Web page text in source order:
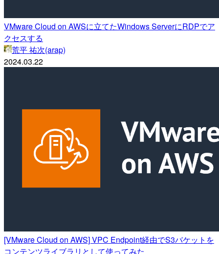
VMware Cloud on AWSに立てたWindows ServerにRDPでア
クセスする
荒平 祐次(arap)
2024.03.22
[VMware Cloud on AWS] VPC Endpoint経由でS3バケットを
コンテンツライブラリとして使ってみた